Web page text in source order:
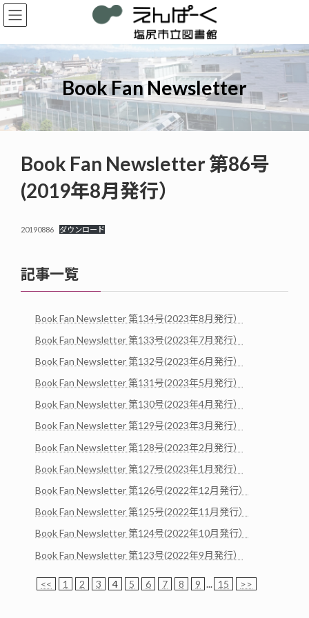
コ
ン
ン
ツ
へ
ス
キ
ッ
プ
ナ
ビ
ー
シ
ョ
ン
に
移
動
Book Fan Newsletter
Book Fan Newsletter 第86号
(2019年8月発行）
20190886 ダウンロード
記事一覧
Book Fan Newsletter 第134号(2023年8月発行）
Book Fan Newsletter 第133号(2023年7月発行）
Book Fan Newsletter 第132号(2023年6月発行）
Book Fan Newsletter 第131号(2023年5月発行）
Book Fan Newsletter 第130号(2023年4月発行）
Book Fan Newsletter 第129号(2023年3月発行）
Book Fan Newsletter 第128号(2023年2月発行）
Book Fan Newsletter 第127号(2023年1月発行）
Book Fan Newsletter 第126号(2022年12月発行）
Book Fan Newsletter 第125号(2022年11月発行）
Book Fan Newsletter 第124号(2022年10月発行）
Book Fan Newsletter 第123号(2022年9月発行）
<< 1 2 3 4 5 6 7 8 9 ... 15 >>